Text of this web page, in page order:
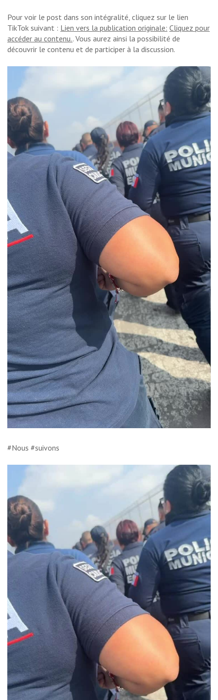
Pour voir le post dans son intégralité, cliquez sur le lien
TikTok suivant : Lien vers la publication originale: Cliquez pour
accéder au contenu.. Vous aurez ainsi la possibilité de
découvrir le contenu et de participer à la discussion.
#Nous #suivons